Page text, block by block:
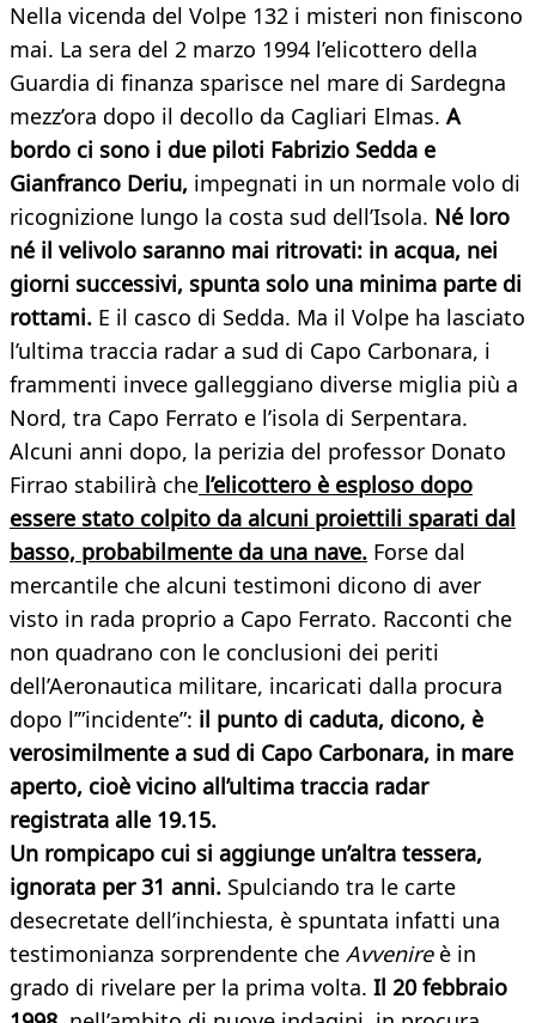
Nella vicenda del Volpe 132 i misteri non finiscono
mai. La sera del 2 marzo 1994 l’elicottero della
Guardia di finanza sparisce nel mare di Sardegna
mezz’ora dopo il decollo da Cagliari Elmas. A
bordo ci sono i due piloti Fabrizio Sedda e
Gianfranco Deriu, impegnati in un normale volo di
ricognizione lungo la costa sud dell’Isola. Né loro
né il velivolo saranno mai ritrovati: in acqua, nei
giorni successivi, spunta solo una minima parte di
rottami. E il casco di Sedda. Ma il Volpe ha lasciato
l’ultima traccia radar a sud di Capo Carbonara, i
frammenti invece galleggiano diverse miglia più a
Nord, tra Capo Ferrato e l’isola di Serpentara.
Alcuni anni dopo, la perizia del professor Donato
Firrao stabilirà che l’elicottero è esploso dopo
essere stato colpito da alcuni proiettili sparati dal
basso, probabilmente da una nave. Forse dal
mercantile che alcuni testimoni dicono di aver
visto in rada proprio a Capo Ferrato. Racconti che
non quadrano con le conclusioni dei periti
dell’Aeronautica militare, incaricati dalla procura
dopo l’”incidente”: il punto di caduta, dicono, è
verosimilmente a sud di Capo Carbonara, in mare
aperto, cioè vicino all’ultima traccia radar
registrata alle 19.15.
Un rompicapo cui si aggiunge un’altra tessera,
ignorata per 31 anni. Spulciando tra le carte
desecretate dell’inchiesta, è spuntata infatti una
testimonianza sorprendente che Avvenireè in
grado di rivelare per la prima volta. Il 20 febbraio